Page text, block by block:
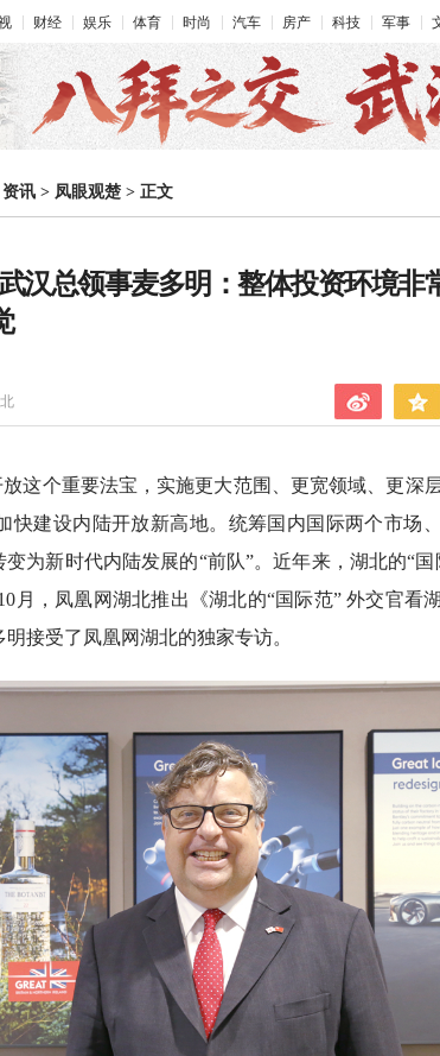
财经 娱乐 体育 时尚 汽车 房产 科技 军事
资讯 > 凤眼观楚 > 正文
汉总领事麦多明：整体投资环境非
这个重要法宝，实施更大范围、更宽领域、更深
快建设内陆开放新高地。统筹国内国际两个市场
为新时代内陆发展的“前队”。近年来，湖北的“国
月，凤凰网湖北推出《湖北的“国际范” 外交官看
接受了凤凰网湖北的独家专访。